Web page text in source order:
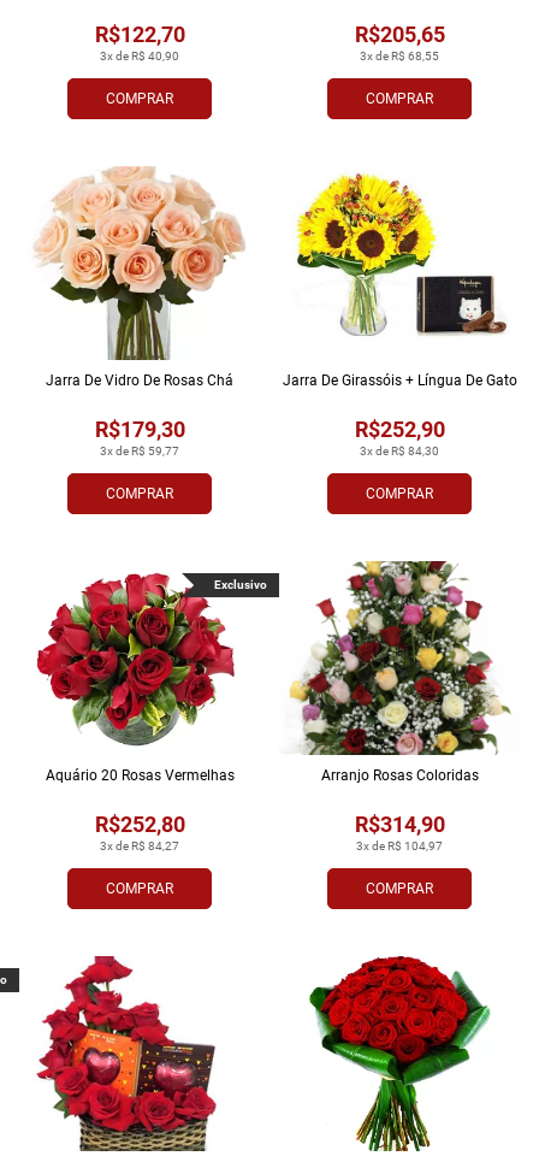
COMPRAR
3x de R$ 40,90
R$122,70
COMPRAR
3x de R$ 68,55
R$205,65
COMPRAR
3x de R$ 59,77
R$179,30
Jarra De Vidro De Rosas Chá
COMPRAR
3x de R$ 84,30
R$252,90
Jarra De Girassóis + Língua De Gato
COMPRAR
3x de R$ 84,27
R$252,80
Aquário 20 Rosas Vermelhas
Exclusivo
COMPRAR
3x de R$ 104,97
R$314,90
Arranjo Rosas Coloridas